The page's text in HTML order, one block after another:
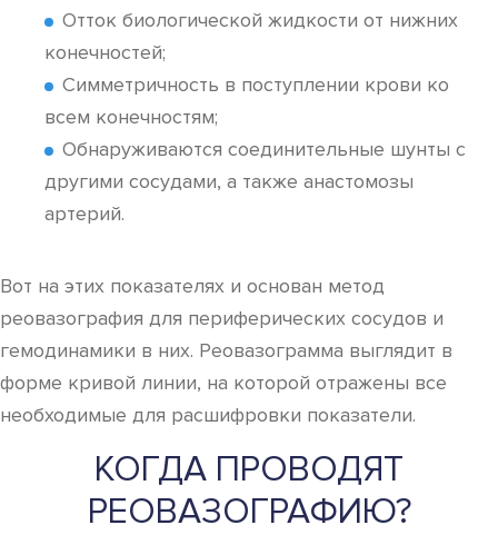
Отток биологической жидкости от нижних
конечностей;
Симметричность в поступлении крови ко
всем конечностям;
Обнаруживаются соединительные шунты с
другими сосудами, а также анастомозы
артерий.
Вот на этих показателях и основан метод
реовазография для периферических сосудов и
гемодинамики в них. Реовазограмма выглядит в
форме кривой линии, на которой отражены все
необходимые для расшифровки показатели.
КОГДА ПРОВОДЯТ
РЕОВАЗОГРАФИЮ?